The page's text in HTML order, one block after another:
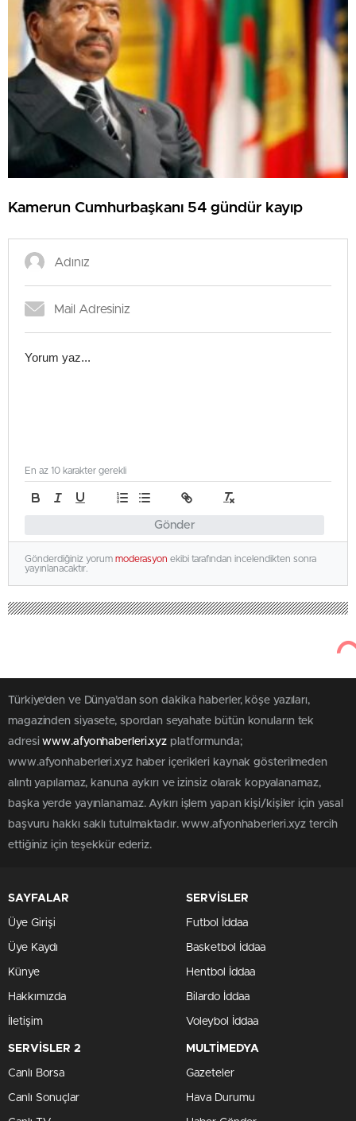
Kamerun Cumhurbaşkanı 54 gündür kayıp
Gönder
En az 10 karakter gerekli
Gönderdiğiniz yorum moderasyon ekibi tarafından incelendikten sonra
yayınlanacaktır.
Türkiye'den ve Dünya’dan son dakika haberler, köşe yazıları,
magazinden siyasete, spordan seyahate bütün konuların tek
adresiwww.afyonhaberleri.xyz platformunda;
www.afyonhaberleri.xyz haber içerikleri kaynak gösterilmeden
alıntı yapılamaz, kanuna aykırı ve izinsiz olarak kopyalanamaz,
başka yerde yayınlanamaz. Aykırı işlem yapan kişi/kişiler için yasal
başvuru hakkı saklı tutulmaktadır. www.afyonhaberleri.xyz tercih
ettiğiniz için teşekkür ederiz.
SAYFALAR
Üye Girişi
Üye Kaydı
Künye
Hakkımızda
İletişim
SERVİSLER
Futbol İddaa
Basketbol İddaa
Hentbol İddaa
Bilardo İddaa
Voleybol İddaa
SERVİSLER 2
Canlı Borsa
Canlı Sonuçlar
MULTİMEDYA
Gazeteler
Hava Durumu